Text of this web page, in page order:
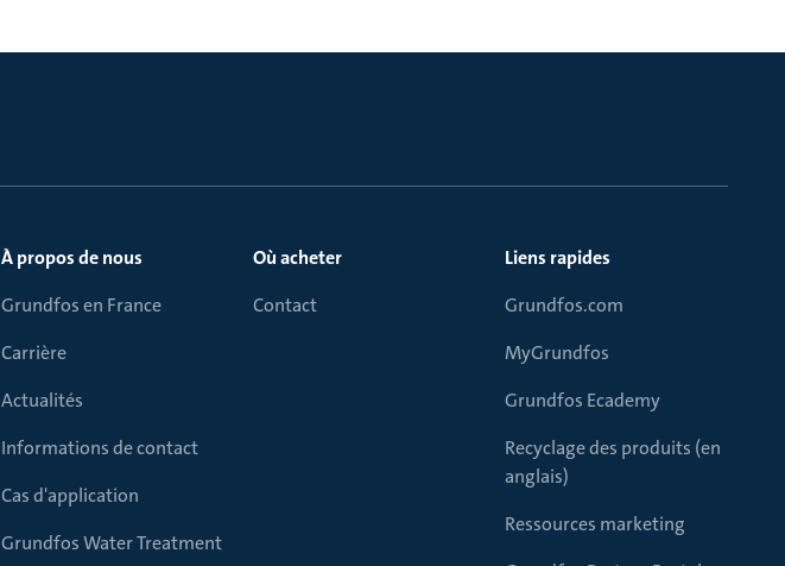
À propos de nous
Grundfos en France
Carrière
Actualités
Informations de contact
Cas d'application
Grundfos Water Treatment
Où acheter
Contact
Liens rapides
Grundfos.com
MyGrundfos
Grundfos Ecademy
Recyclage des produits (en
anglais)
Ressources marketing